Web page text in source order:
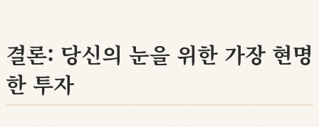
결론: 당신의 눈을 위한 가장 현명
한 투자